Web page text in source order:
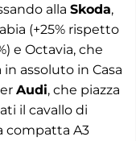
alla Skoda,
(+25% rispetto
e Octavia, che
assoluto in Casa
Audi, che piazza
il cavallo di
compatta A3